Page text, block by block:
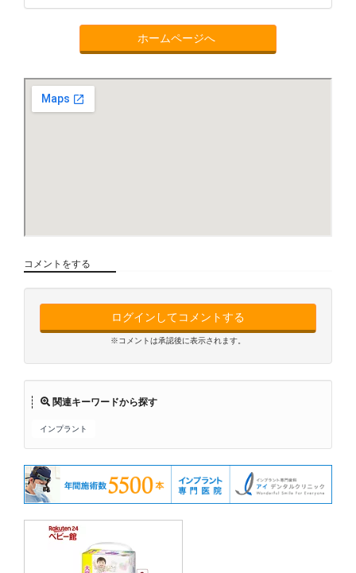
ホームページへ
コメントをする
ログインしてコメントする
※コメントは承認後に表示されます。
関連キーワードから探す
インプラント